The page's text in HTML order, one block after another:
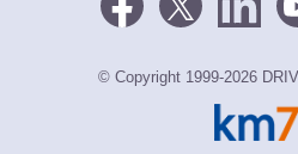
© Copyright 1999-2026